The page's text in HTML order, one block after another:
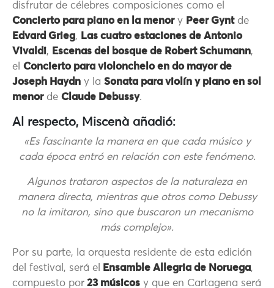
disfrutar de célebres composiciones como el
Concierto para piano en la menory Peer Gyntde
Edvard Grieg, Las cuatro estaciones de Antonio
Vivaldi, Escenas del bosque de Robert Schumann,
el Concierto para violonchelo en do mayor de
Joseph Haydn y la Sonata para violín y piano en sol
menorde Claude Debussy.
Al respecto, Miscenà añadió:
«Es fascinante la manera en que cada músico y
cada época entró en relación con este fenómeno.
Algunos trataron aspectos de la naturaleza en
manera directa, mientras que otros como Debussy
no la imitaron, sino que buscaron un mecanismo
más complejo».
Por su parte, la orquesta residente de esta edición
del festival, será el
Ensamble Allegria de Noruega,
compuesto por 23 músicos y que en Cartagena será